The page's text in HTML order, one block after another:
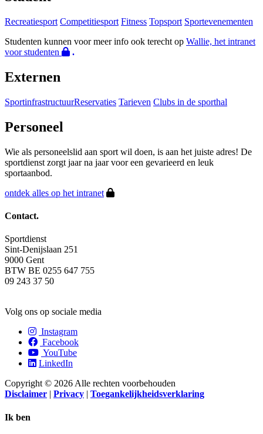
Recreatiesport Competitiesport Fitness Topsport Sportevenementen
Studenten kunnen voor meer info ook terecht op Wallie, het intranet
voor studenten
.
Externen
SportinfrastructuurReservaties Tarieven Clubs in de sporthal
Personeel
Wie als personeelslid aan sport wil doen, is aan het juiste adres! De
sportdienst zorgt jaar na jaar voor een gevarieerd en leuk
sportaanbod.
ontdek alles op het intranet
Contact.
Sportdienst
Sint-Denijslaan 251
9000 Gent
BTW BE 0255 647 755
09 243 37 50
Volg ons op sociale media
Instagram
Facebook
YouTube
LinkedIn
Copyright © 2026 Alle rechten voorbehouden
Disclaimer | Privacy | Toegankelijkheidsverklaring
Ik ben